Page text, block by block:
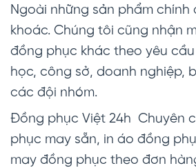
Ngoài những sản phẩm
khoác. Chúng tôi cũng nhận
đồng phục khác theo yêu cầu
học, công sở, doanh nghiệp,
các đội nhóm.
Đồng phục Việt 24h Chuyên
phục may sẵn, in áo đồng
may đồng phục theo đơn